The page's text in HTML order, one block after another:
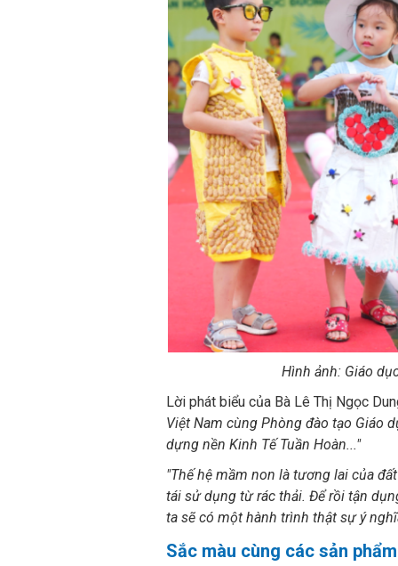
Hình ảnh: Giáo
Lời phát biểu của Bà Lê Thị Ngọc
Việt Nam cùng Phòng đào tạo Giáo
dựng nền Kinh Tế Tuần Hoàn..."
"Thế hệ mầm non là tương lai của
tái sử dụng từ rác thải. Để rồi tận
ta sẽ có một hành trình thật sự ý
Sắc màu cùng các sản